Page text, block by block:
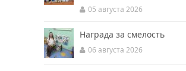
05 августа 2026
Награда за смелость
06 августа 2026